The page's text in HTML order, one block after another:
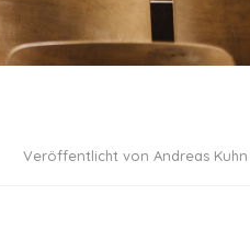
Veröffentlicht von Andreas Kuhn